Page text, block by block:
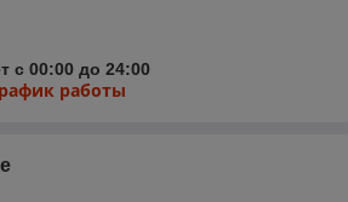
с 00:00 до 24:00
работы